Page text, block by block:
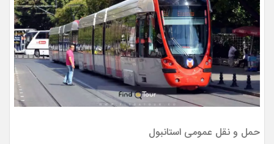
حمل و نقل عمومی استانبول